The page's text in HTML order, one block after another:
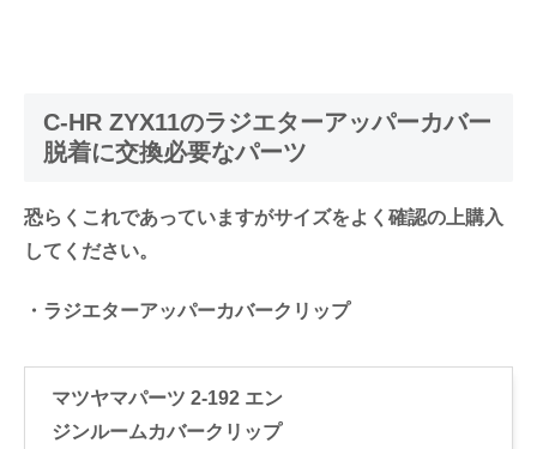
C-HR ZYX11のラジエターアッパーカバー
脱着に交換必要なパーツ
恐らくこれであっていますがサイズをよく確認の上購入
してください。
・ラジエターアッパーカバークリップ
マツヤマパーツ 2-192 エン
ジンルームカバークリップ